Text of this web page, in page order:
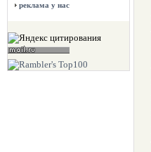
реклама у нас